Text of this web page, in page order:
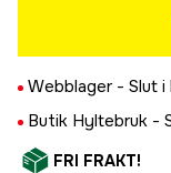
Webblager - Slut i
Butik Hyltebruk -
FRI FRAKT!